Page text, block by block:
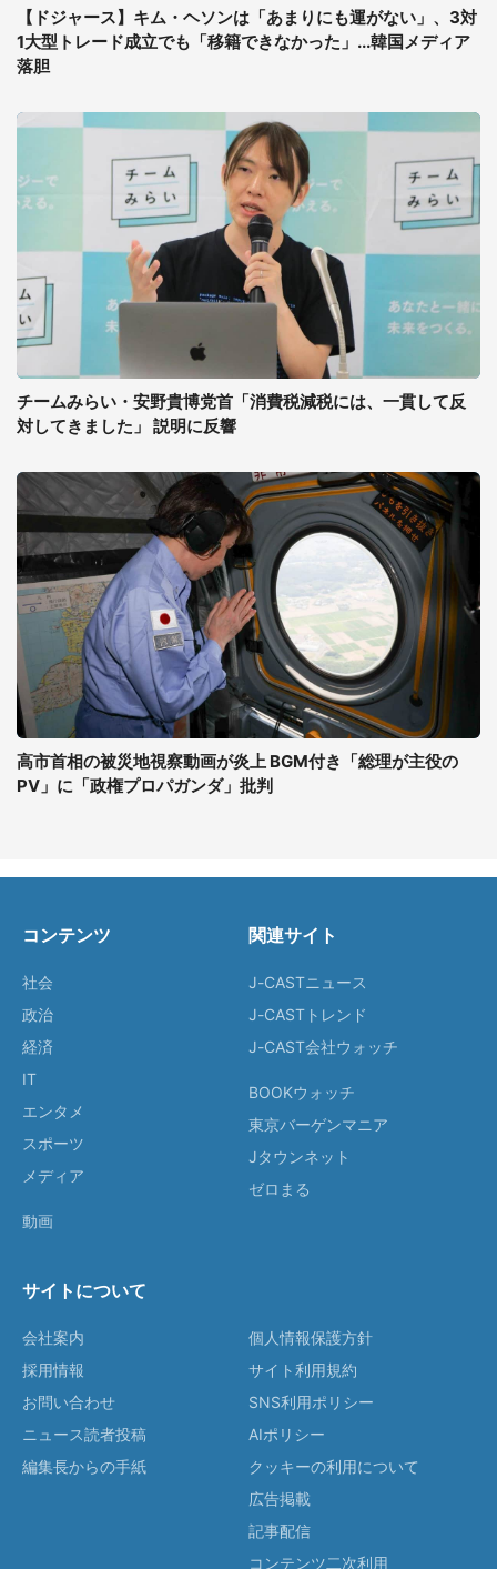
【ドジャース】キム・ヘソンは「あまりにも運がない」、3対
1大型トレード成立でも「移籍できなかった」...韓国メディア
落胆
チームみらい・安野貴博党首「消費税減税には、一貫して反
対してきました」 説明に反響
高市首相の被災地視察動画が炎上 BGM付き「総理が主役の
PV」に「政権プロパガンダ」批判
コンテンツ
社会
政治
経済
IT
エンタメ
スポーツ
メディア
動画
関連サイト
J-CASTニュース
J-CASTトレンド
J-CAST会社ウォッチ
BOOKウォッチ
東京バーゲンマニア
Jタウンネット
ゼロまる
サイトについて
会社案内
採用情報
お問い合わせ
ニュース読者投稿
編集長からの手紙
個人情報保護方針
サイト利用規約
SNS利用ポリシー
AIポリシー
クッキーの利用について
広告掲載
記事配信
コンテンツ二次利用